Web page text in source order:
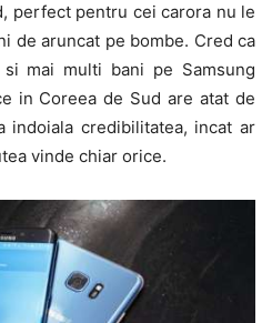
perfect pentru cei carora nu le
de aruncat pe bombe. Cred ca
mai multi bani pe Samsung
in Coreea de Sud are atat de
credibilitatea, incat ar
vinde chiar orice.